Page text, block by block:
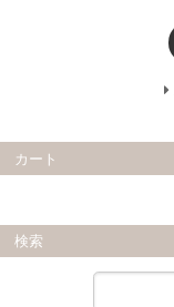
カート
検索